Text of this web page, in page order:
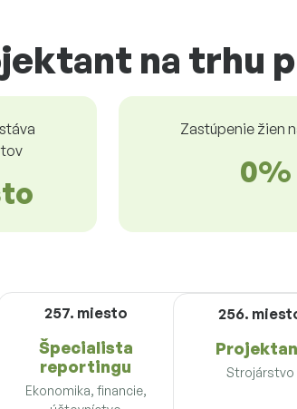
na trhu
Zastúpenie žien
0%
257. miesto
Špecialista
reportingu
Ekonomika, financie,
256.
Strojárstvo